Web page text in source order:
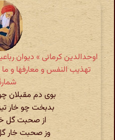
اوحدالدین کرمانی » دیوان
تهذیب النفس و معارفها و
شمارهٔ
بوی دم مقبلان
بدبخت چو خار
از صحبت گل
وز صحبت خار